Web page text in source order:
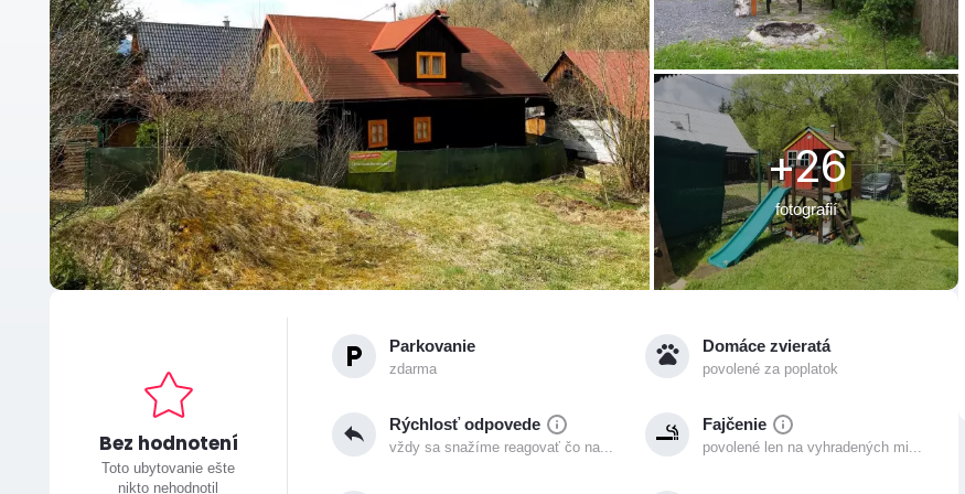
+26
fotografií
Bez hodnotení
Toto ubytovanie ešte
nikto nehodnotil
Parkovanie
zdarma
Domáce zvieratá
povolené za poplatok
Rýchlosť odpovede
vždy sa snažíme reagovať čo na...
Fajčenie
povolené len na vyhradených mi...